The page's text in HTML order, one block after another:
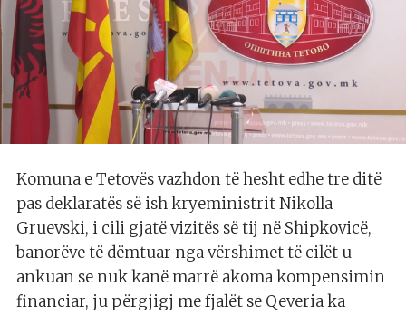
Komuna e Tetovës vazhdon të hesht edhe tre ditë
pas deklaratës së ish kryeministrit Nikolla
Gruevski, i cili gjatë vizitës së tij në Shipkovicë,
banorëve të dëmtuar nga vërshimet të cilët u
ankuan se nuk kanë marrë akoma kompensimin
financiar, ju përgjigj me fjalët se Qeveria ka